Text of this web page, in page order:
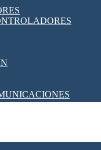
DE CORRIENTE
PROGRAMABLES